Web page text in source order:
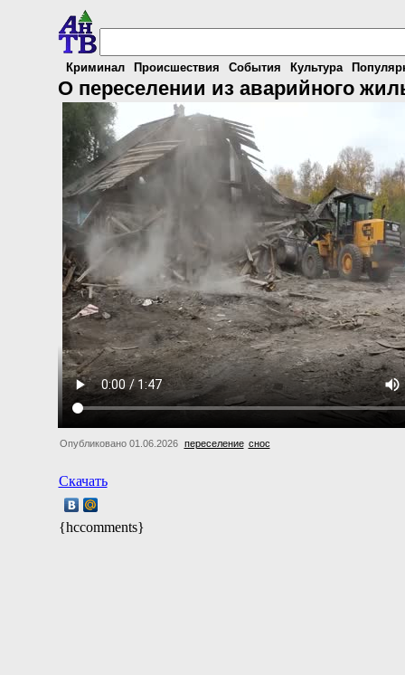
Криминал Происшествия События Культура
О переселении из аварийного
Опубликовано 01.06.2026 переселение снос
Скачать
{hccomments}